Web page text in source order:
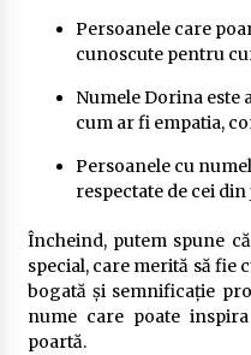
Persoanele care
cunoscute pentru
Numele Dorina este
cum ar fi empatia,
Persoanele cu
respectate de cei
Încheind, putem spune
special, care merită să fie
bogată și semnificație
nume care poate
poartă.